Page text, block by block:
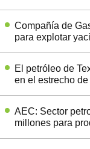
Compañía de
para explotar
El petróleo de
en el estrecho de
AEC: Sector
millones para